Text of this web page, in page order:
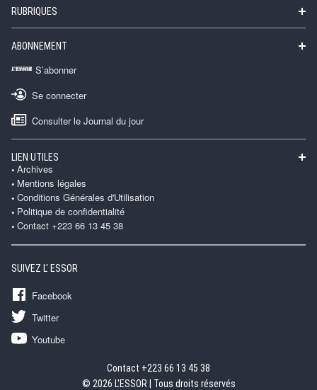
RUBRIQUES
ABONNEMENT
S’abonner
Se connecter
Consulter le Journal du jour
LIEN UTILES
Archives
Mentions légales
Conditions Générales d'Utilisation
Politique de confidentialité
Contact +223 66 13 45 38
SUIVEZ L' ESSOR
Facebook
Twitter
Youtube
Contact +223 66 13 45 38
© 2026 L'ESSOR | Tous droits réservés